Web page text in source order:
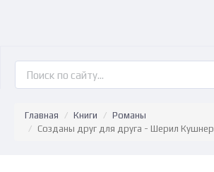
Главная Книги
Романы
Созданы друг для друга - Шерил Кушнер